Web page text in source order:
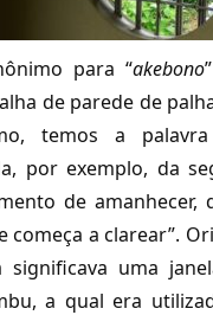
para “akebono
de parede de
temos a
por exemplo, da
de amanhecer,
começa a clarear”.
significava uma
a qual era